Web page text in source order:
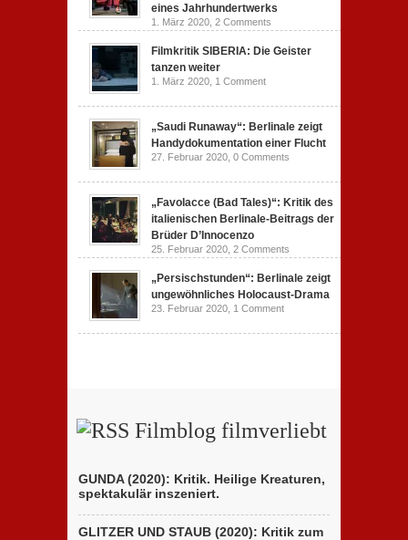
eines Jahrhundertwerks
1. März 2020, 2 Comments
Filmkritik SIBERIA: Die Geister
tanzen weiter
1. März 2020, 1 Comment
„Saudi Runaway“: Berlinale zeigt
Handydokumentation einer Flucht
27. Februar 2020, 0 Comments
„Favolacce (Bad Tales)“: Kritik des
italienischen Berlinale-Beitrags der
Brüder D’Innocenzo
25. Februar 2020, 2 Comments
„Persischstunden“: Berlinale zeigt
ungewöhnliches Holocaust-Drama
23. Februar 2020, 1 Comment
Filmblog filmverliebt
GUNDA (2020): Kritik. Heilige Kreaturen,
spektakulär inszeniert.
GLITZER UND STAUB (2020): Kritik zum